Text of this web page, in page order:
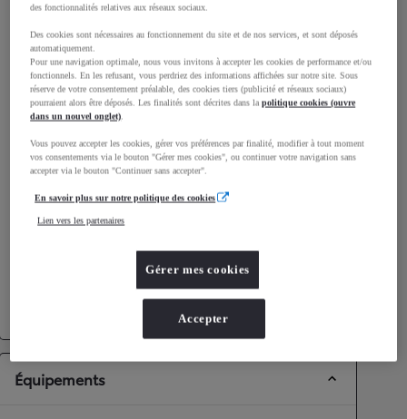
Consommation mixte
Consommation mixte 4,5L/100 km
Émissions CO2
101g/km
Performances
Accélération 0-100km/h
Roues motrices avant
Équipements
des fonctionnalités relatives aux réseaux sociaux.
Des cookies sont nécessaires au fonctionnement du site et de nos services, et sont déposés
automatiquement.
Pour une navigation optimale, nous vous invitons à accepter les cookies de performance et/ou
fonctionnels. En les refusant, vous perdriez des informations affichées sur notre site. Sous
réserve de votre consentement préalable, des cookies tiers (publicité et réseaux sociaux)
pourraient alors être déposés. Les finalités sont décrites dans lapolitique cookies (ouvre
dans un nouvel onglet)
Vous pouvez accepter les cookies, gérer vos préférences par finalité, modifier à tout moment
vos consentements via le bouton "Gérer mes cookies", ou continuer votre navigation sans
accepter via le bouton "Continuer sans accepter".
En savoir plus sur notre politique des cookies
Lien vers les partenaires
Gérer mes cookies
Accepter